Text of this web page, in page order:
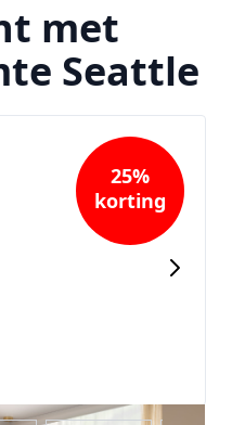
met
Seattle
25%
korting